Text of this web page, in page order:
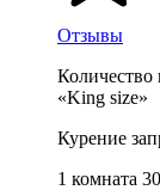
Отзывы
Количество
«King size»
Курение
1 комната